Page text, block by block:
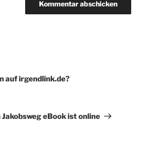
auf irgendlink.de?
eBook ist online